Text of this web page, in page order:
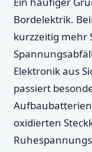
Bordelektrik.
kurzzeitig mehr
Elektronik aus
passiert
oxidierten